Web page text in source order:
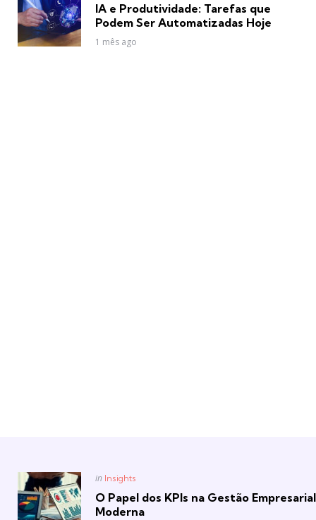
IA e Produtividade: Tarefas que
Podem Ser Automatizadas Hoje
1 mês ago
Posted
in Insights
O Papel dos KPIs na Gestão Empresarial
Moderna